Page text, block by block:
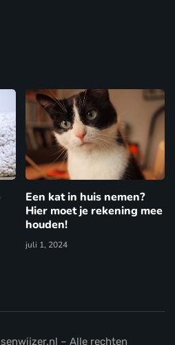
Een kat in huis nemen?
Hier moet je rekening mee
houden!
juli 1, 2024
– Alle rechten